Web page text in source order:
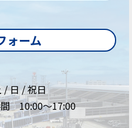
ォーム
日 / 祝日
間 10:00～17:00